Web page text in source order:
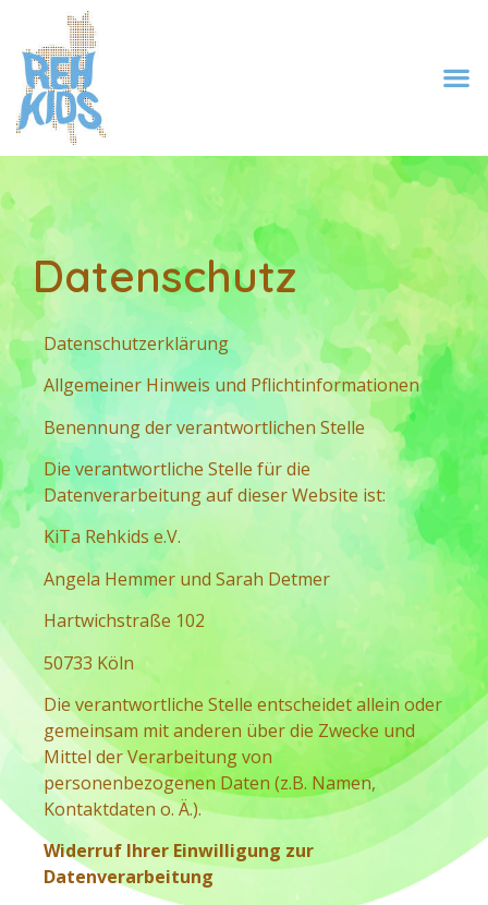
Datenschutz
Datenschutzerklärung
Allgemeiner Hinweis und Pflichtinformationen
Benennung der verantwortlichen Stelle
Die verantwortliche Stelle für die
Datenverarbeitung auf dieser Website ist:
KiTa Rehkids e.V.
Angela Hemmer und Sarah Detmer
Hartwichstraße 102
50733 Köln
Die verantwortliche Stelle entscheidet allein oder
gemeinsam mit anderen über die Zwecke und
Mittel der Verarbeitung von
personenbezogenen Daten (z.B. Namen,
Kontaktdaten o. Ä.).
Widerruf Ihrer Einwilligung zur
Datenverarbeitung